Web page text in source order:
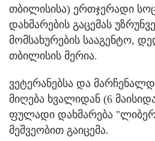
თბილისისა) ერთჯერადი
დახმარების გაცემას
მომსახურების სააგენტო,
თბილისის მერია.
ვეტერანებსა და
მიღება ხვალიდან (6
ფულადი დახმარება
მეშვეობით გაიცემა.